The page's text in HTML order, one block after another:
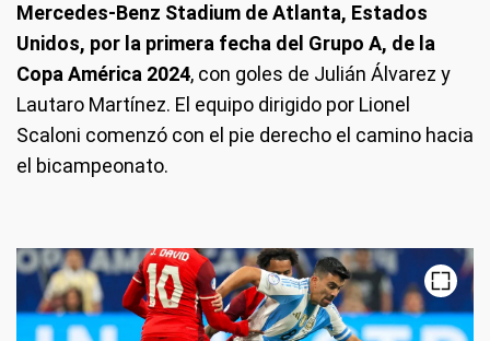
Mercedes-Benz Stadium de Atlanta, Estados
Unidos, por la primera fecha del Grupo A, de la
Copa América 2024, con goles de Julián Álvarez y
Lautaro Martínez. El equipo dirigido por Lionel
Scaloni comenzó con el pie derecho el camino hacia
el bicampeonato.